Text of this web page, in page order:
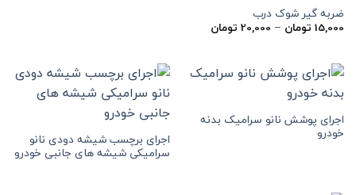
ضربه گیر شوک درب
15,000 تومان –
20,000 تومانمحدوده
قیمت:
20,000 تومان
اجرای پوشش نانو سرامیک بدنه
خودرو اجرای برچسب شیشه دودی نانو
سرامیکی شیشه های جانبی خودرو